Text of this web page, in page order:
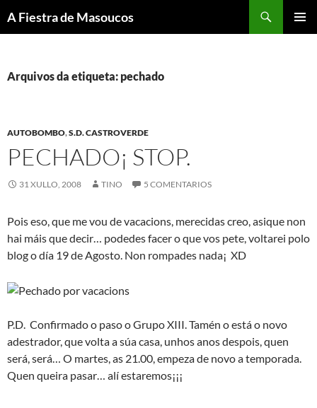
aoA Fiestra de Masoucos
Arquivos da etiqueta: pechado
AUTOBOMBO,S.D. CASTROVERDE
PECHADO¡ STOP.
31 XULLO, 2008 TINO 5 COMENTARIOS
Pois eso, que me vou de vacacions, merecidas creo, asique non
hai máis que decir… podedes facer o que vos pete, voltarei polo
blog o día 19 de Agosto. Non rompades nada¡ XD
P.D. Confirmado o paso o Grupo XIII. Tamén o está o novo
adestrador, que volta a súa casa, unhos anos despois, quen
será, será… O martes, as 21.00, empeza de novo a temporada.
Quen queira pasar… alí estaremos¡¡¡